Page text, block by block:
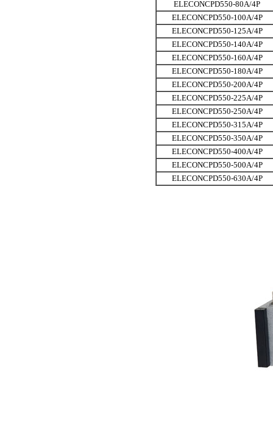
ELECONCPD550-80A/4P
ELECONCPD550-100A/4P
ELECONCPD550-125A/4P
ELECONCPD550-140A/4P
ELECONCPD550-160A/4P
ELECONCPD550-180A/4P
ELECONCPD550-200A/4P
ELECONCPD550-225A/4P
ELECONCPD550-250A/4P
ELECONCPD550-315A/4P
ELECONCPD550-350A/4P
ELECONCPD550-400A/4P
ELECONCPD550-500A/4P
ELECONCPD550-630A/4P